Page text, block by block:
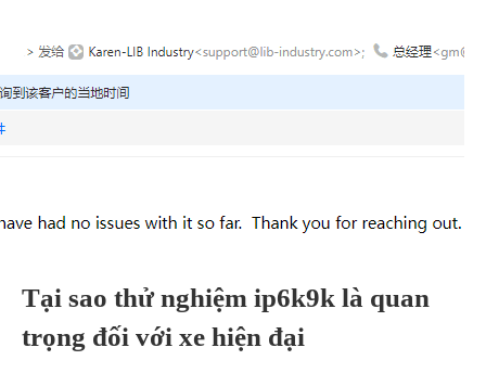
Tại sao thử nghiệm ip6k9k là quan
trọng đối với xe hiện đại